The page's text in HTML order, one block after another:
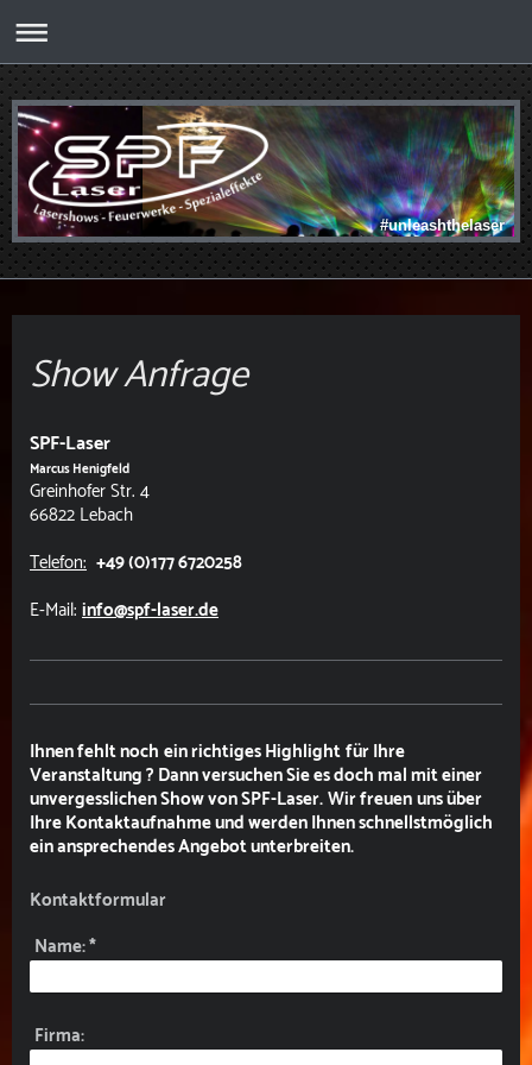
#unleashthelaser
Show Anfrage
SPF-Laser
Marcus Henigfeld
Greinhofer Str. 4
66822 Lebach
Telefon: +49 (0)177 6720258
E-Mail: info@spf-laser.de
Ihnen fehlt noch ein richtiges Highlight für Ihre
Veranstaltung ? Dann versuchen Sie es doch mal mit einer
unvergesslichen Show von SPF-Laser. Wir freuen uns über
Ihre Kontaktaufnahme und werden Ihnen schnellstmöglich
ein ansprechendes Angebot unterbreiten.
Kontaktformular
Name:*
Firma: